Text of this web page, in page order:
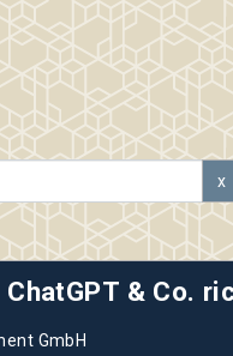
x
& Co.
GmbH